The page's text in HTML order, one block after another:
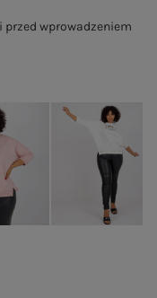
wprowadzeniem